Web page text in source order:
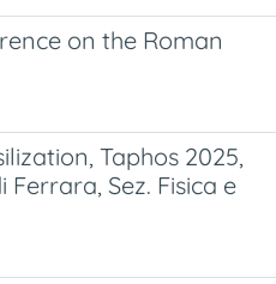
on the Roman
Taphos 2025,
Ferrara, Sez. Fisica e